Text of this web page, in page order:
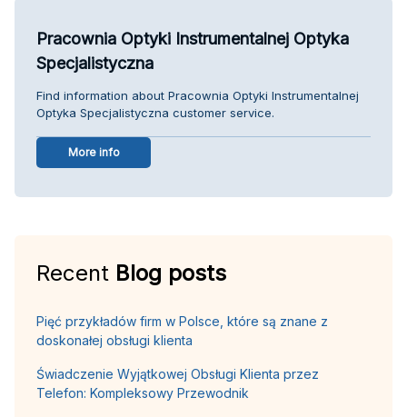
Pracownia Optyki Instrumentalnej Optyka
Specjalistyczna
Find information about Pracownia Optyki Instrumentalnej
Optyka Specjalistyczna customer service.
More info
Recent Blog posts
Pięć przykładów firm w Polsce, które są znane z
doskonałej obsługi klienta
Świadczenie Wyjątkowej Obsługi Klienta przez
Telefon: Kompleksowy Przewodnik